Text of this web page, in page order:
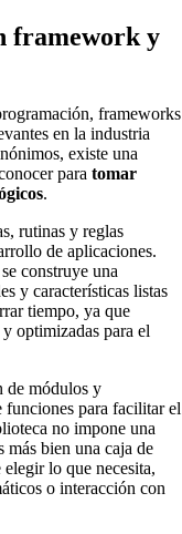
framework y
frameworks
en la industria
existe una
para tomar
.
rutinas y reglas
de aplicaciones.
construye una
y características listas
tiempo, ya que
optimizadas para el
de módulos y
funciones para facilitar el
no impone una
bien una caja de
lo que necesita,
o interacción con